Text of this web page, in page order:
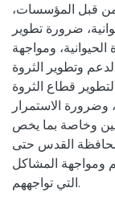
من قبل المؤسسات،
ضرورة تطوير
ومواجهة
وتطوير الثروة
قطاع الثروة
وضرورة الاستمرار
وخاصة بما يخص
القدس حتى
ومواجهة المشاكل
التي تواجههم.